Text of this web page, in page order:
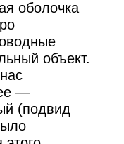
оболочка
объект.
—
(подвид